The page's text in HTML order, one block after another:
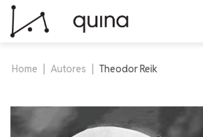
Home Autores Theodor Reik